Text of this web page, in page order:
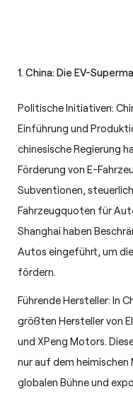
1. China: Die EV-
Politische Initiativen:
Einführung und
chinesische Regierung
Förderung von E-
Subventionen,
Fahrzeugquoten für
Shanghai haben
Autos eingeführt, um
fördern.
Führende Hersteller: In
größten Hersteller von
und XPeng Motors.
nur auf dem
globalen Bühne und